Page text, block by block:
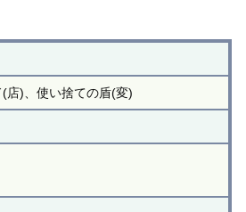
店)、使い捨ての盾(変)